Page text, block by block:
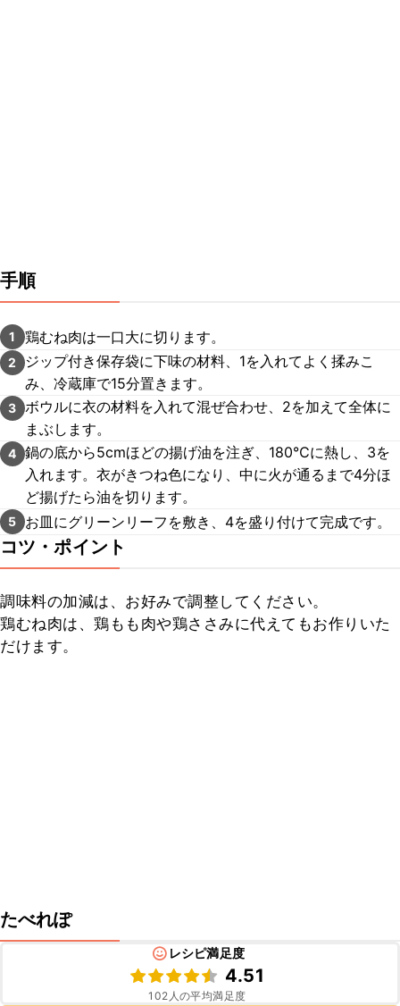
手順
1 鶏むね肉は一口大に切ります。
2
ジップ付き保存袋に下味の材料、1を入れてよく揉みこ
み、冷蔵庫で15分置きます。
3 ボウルに衣の材料を入れて混ぜ合わせ、2を加えて全体に
まぶします。
4 鍋の底から5cmほどの揚げ油を注ぎ、180℃に熱し、3を
入れます。衣がきつね色になり、中に火が通るまで4分ほ
ど揚げたら油を切ります。
5 お皿にグリーンリーフを敷き、4を盛り付けて完成です。
コツ・ポイント
調味料の加減は、お好みで調整してください。
鶏むね肉は、鶏もも肉や鶏ささみに代えてもお作りいた
だけます。
たべれぽ
レシピ満足度
4.51
102 人の平均満足度